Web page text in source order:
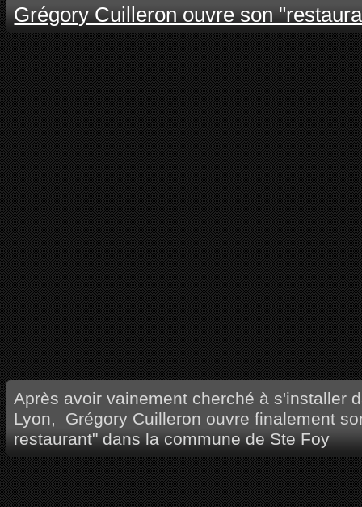
Grégory Cuilleron ouvre son
Après avoir vainement cherché à s'installer
Lyon, Grégory Cuilleron ouvre finalement
restaurant" dans la commune de Ste Foy